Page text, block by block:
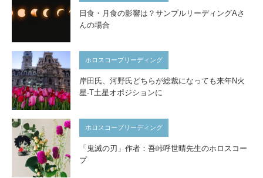
日食・月食の影響は？サンプルリーディングAさ
んの場合
ホロスコープリーディング
岸田氏、河野氏どちらが総裁になっても来年N火
星-T土星オポジションに
ホロスコープリーディング
「鬼滅の刃」作者：吾峠呼世晴先生のホロスコー
プ